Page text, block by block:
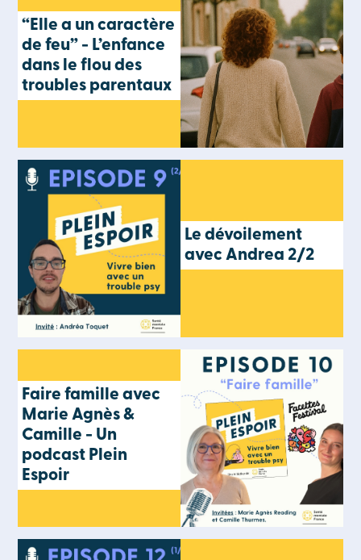
“Elle a un caractère
de feu” - L’enfance
dans le flou des
troubles parentaux
Le dévoilement
avec Andrea 2/2
Faire famille avec
Marie Agnès &
Camille - Un
podcast Plein
Espoir